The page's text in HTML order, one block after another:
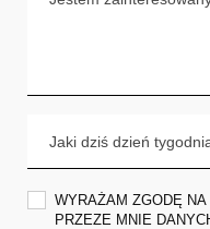
WYRAŻAM ZGODĘ
PRZEZE MNIE